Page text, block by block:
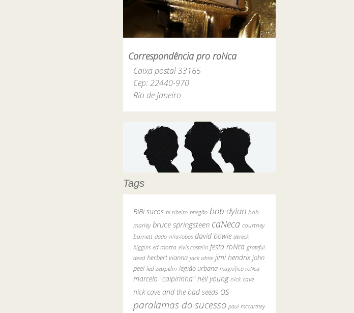
Correspondência pro roNca
Caixa postal 33165
Cep: 22440-970
Rio de Janeiro
Tags
BiBi sucos bi ribeiro bnegão bob dylan bob
marley bruce springsteen caNeca courtney
barnett dado villa-lobos david bowie dereck
higgins ed motta elvis costello festa roNca grateful
dead herbert vianna jack white jimi hendrix john
peel led zeppelin legião urbana magnífica roNca
marcelo "caipirinha" neil young nick cave
nick cave and the bad seeds os
paralamas do sucesso paul mccartney